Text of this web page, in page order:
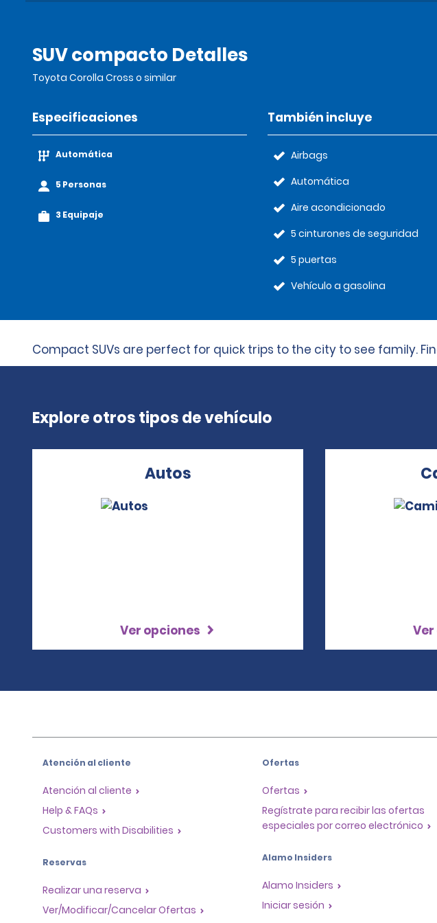
SUV compacto Detalles
Toyota Corolla Cross o similar
Especificaciones
Automática
5 Personas
3 Equipaje
También incluye
Airbags
Automática
Aire acondicionado
5 cinturones de seguridad
5 puertas
Vehículo a gasolina
Compact SUVs are perfect for quick trips to the city to see family.
Explore otros tipos de vehículo
Autos
Ver opciones
Atención al cliente
Atención al cliente
Help & FAQs
Customers with Disabilities
Reservas
Realizar una reserva
Ver/Modificar/Cancelar Ofertas
Ofertas
Ofertas
Regístrate para recibir las ofertas
especiales por correo electrónico
Alamo Insiders
Alamo Insiders
Iniciar sesión